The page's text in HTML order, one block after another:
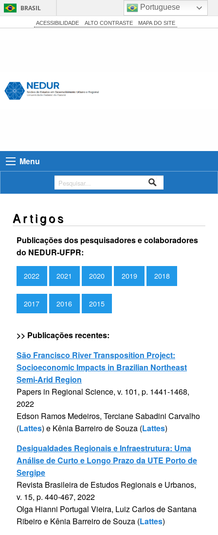
BRASIL
Simplifique!
ACESSIBILIDADE ALTO CONTRASTE MAPA DO SITE
Menu
Artigos
Publicações dos pesquisadores e colaboradores
do NEDUR-UFPR:
2022 2021 2020 2019 2018
2017 2016 2015
>> Publicações recentes:
São Francisco River Transposition Project:
Socioeconomic Impacts in Brazilian Northeast
Semi-Arid Region
Papers in Regional Science, v. 101, p. 1441-1468,
2022
Edson Ramos Medeiros, Terciane Sabadini Carvalho
(Lattes) e Kênia Barreiro de Souza (Lattes)
Desigualdades Regionais e Infraestrutura: Uma
Análise de Curto e Longo Prazo da UTE Porto de
Sergipe
Revista Brasileira de Estudos Regionais e Urbanos,
v. 15, p. 440-467, 2022
Olga Hianni Portugal Vieira, Luiz Carlos de Santana
Ribeiro e Kênia Barreiro de Souza (Lattes)
Portuguese